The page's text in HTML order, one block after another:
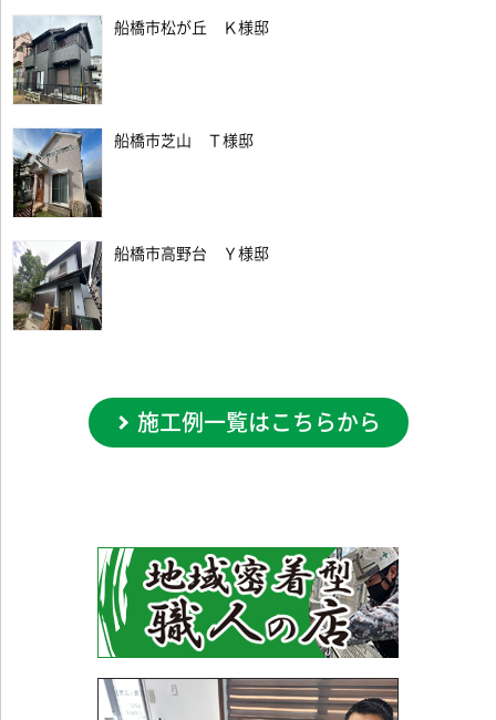
船橋市松が丘 Ｋ様邸
船橋市芝山 Ｔ様邸
船橋市高野台 Ｙ様邸
施工例一覧はこちらから